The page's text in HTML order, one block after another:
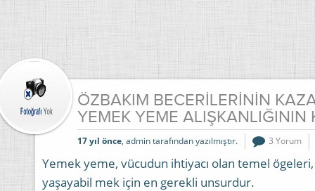
ÖZBAKIM BECERİLERİNİN
YEMEK YEME ALIŞKANLIĞININ
17 yıl önce, admin tarafından yazılmıştır. 3 Yorum
Yemek yeme, vücudun ihtiyacı olan temel
yaşayabil mek için en gerekli unsurdur.